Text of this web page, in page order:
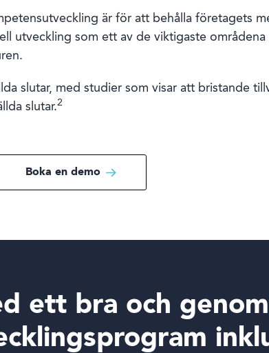
är för att behålla företagets
utveckling som ett av de viktigaste
slutar, med studier som visar att bristande
slutar.2
Boka en demo
ett bra och